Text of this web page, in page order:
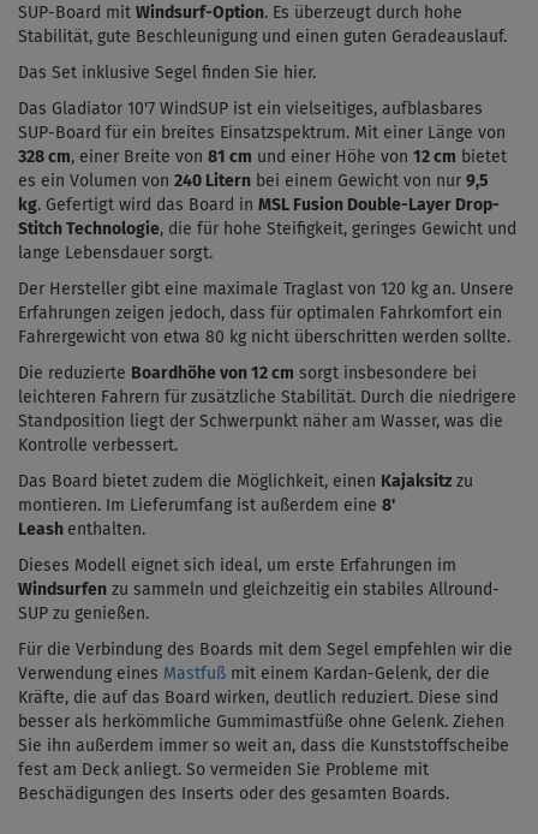
SUP-Board mit Windsurf-Option. Es überzeugt durch hohe
Stabilität, gute Beschleunigung und einen guten Geradeauslauf.
Das Set inklusive Segel finden Sie hier.
Das Gladiator 10'7 WindSUP ist ein vielseitiges, aufblasbares
SUP-Board für ein breites Einsatzspektrum. Mit einer Länge von
328 cm, einer Breite von 81 cm und einer Höhe von 12 cm bietet
es ein Volumen von 240 Litern bei einem Gewicht von nur 9,5
kg. Gefertigt wird das Board in MSL Fusion Double-Layer Drop-
Stitch Technologie, die für hohe Steifigkeit, geringes Gewicht und
lange Lebensdauer sorgt.
Der Hersteller gibt eine maximale Traglast von 120 kg an. Unsere
Erfahrungen zeigen jedoch, dass für optimalen Fahrkomfort ein
Fahrergewicht von etwa 80 kg nicht überschritten werden sollte.
Die reduzierte Boardhöhe von 12 cm sorgt insbesondere bei
leichteren Fahrern für zusätzliche Stabilität. Durch die niedrigere
Standposition liegt der Schwerpunkt näher am Wasser, was die
Kontrolle verbessert.
Das Board bietet zudem die Möglichkeit, einen Kajaksitz zu
montieren. Im Lieferumfang ist außerdem eine 8'
Leash enthalten.
Dieses Modell eignet sich ideal, um erste Erfahrungen im
Windsurfen zu sammeln und gleichzeitig ein stabiles Allround-
SUP zu genießen.
Für die Verbindung des Boards mit dem Segel empfehlen wir die
Verwendung eines Mastfuß mit einem Kardan-Gelenk, der die
Kräfte, die auf das Board wirken, deutlich reduziert. Diese sind
besser als herkömmliche Gummimastfüße ohne Gelenk. Ziehen
Sie ihn außerdem immer so weit an, dass die Kunststoffscheibe
fest am Deck anliegt. So vermeiden Sie Probleme mit
Beschädigungen des Inserts oder des gesamten Boards.